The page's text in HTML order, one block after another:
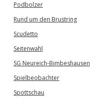
Podbolzer
Rund um den Brustring
Scudetto
Seitenwahl
SG Neureich-Bimbeshausen
Spielbeobachter
Spottschau